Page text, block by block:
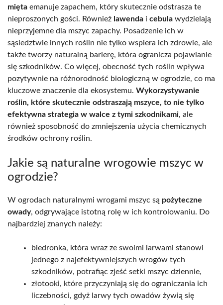
mięta emanuje zapachem, który skutecznie odstrasza te
nieproszonych gości. Również lawenda i cebula wydzielają
nieprzyjemne dla mszyc zapachy. Posadzenie ich w
sąsiedztwie innych roślin nie tylko wspiera ich zdrowie, ale
także tworzy naturalną barierę, która ogranicza pojawianie
się szkodników. Co więcej, obecność tych roślin wpływa
pozytywnie na różnorodność biologiczną w ogrodzie, co ma
kluczowe znaczenie dla ekosystemu. Wykorzystywanie
roślin, które skutecznie odstraszają mszyce, to nie tylko
efektywna strategia w walce z tymi szkodnikami, ale
również sposobność do zmniejszenia użycia chemicznych
środków ochrony roślin.
Jakie są naturalne wrogowie mszyc w
ogrodzie?
W ogrodach naturalnymi wrogami mszyc są pożyteczne
owady, odgrywające istotną rolę w ich kontrolowaniu. Do
najbardziej znanych należy:
biedronka, która wraz ze swoimi larwami stanowi
jednego z najefektywniejszych wrogów tych
szkodników, potrafiąc zjeść setki mszyc dziennie,
złotooki, które przyczyniają się do ograniczania ich
liczebności, gdyż larwy tych owadów żywią się